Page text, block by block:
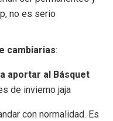
no es serio
cambiarias:
aportar al Básquet
de invierno jaja
con normalidad. Es